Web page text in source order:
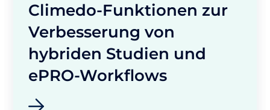
Climedo-Funktionen zur
Verbesserung von
hybriden Studien und
ePRO-Workflows